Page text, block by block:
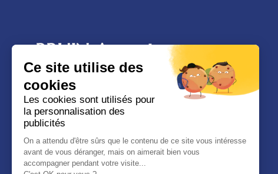
BRUIN Avocat
9 Rue Manuel, 13100, Aix-En-Provence
Le cabinet se trouve entre le Palais de justice
et le tribunal judiciaire d’Aix en Provence.
Il intervient en droit du sport et droit du travail
dans toute la France (et notamment à Aix-en-
Provence, Marseille, Montpellier, Nîmes, Gap,
Ce site utilise des
cookies
Les cookies sont utilisés pour
la personnalisation des
publicités
On a attendu d'être sûrs que le contenu de ce site vous intéresse
avant de vous déranger, mais on aimerait bien vous
accompagner pendant votre visite...